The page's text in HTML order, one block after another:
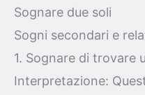
Sognare due soli
Sogni secondari e
1. Sognare di trovare
Interpretazione: